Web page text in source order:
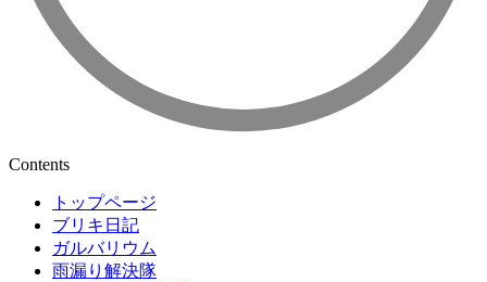
Contents
トップページ
ブリキ日記
ガルバリウム
雨漏り解決隊